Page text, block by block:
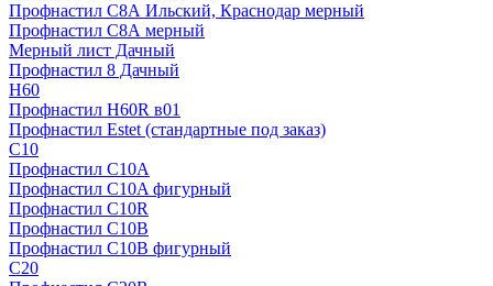
Профнастил С8А Ильский, Краснодар мерный
Профнастил С8А мерный
Мерный лист Дачный
Профнастил 8 Дачный
Н60
Профнастил H60R в01
Профнастил Estet (стандартные под заказ)
C10
Профнастил С10A
Профнастил С10A фигурный
Профнастил С10R
Профнастил С10В
Профнастил С10В фигурный
C20